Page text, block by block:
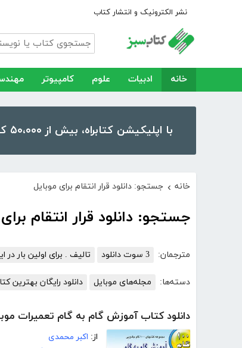
نشر الکترونیک و انتشار کتاب
خانه ادبیات علوم کامپیوتر
با اپلیکیشن کتابراه، بیش از ۵۰،۰۰۰ کتاب، کتاب صوتی و رمان را در موبایل و تبلت خود داشته باشید!
خانه › جستجو: دانلود قرار انتقام برای موبایل
جستجو: دانلود قرار انتقام
مترجمان: 3 سوت دانلود تالیف . برای اولین بار
دسته‌ها: مجله‌های موبایل دانلود رایگان بهترین
دانلود کتاب آموزش گام به گام تعمیرات
از: اکبر محمدی